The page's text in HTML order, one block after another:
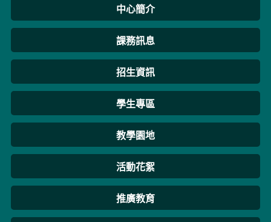
中心簡介
課務訊息
招生資訊
學生專區
教學園地
活動花絮
推廣教育